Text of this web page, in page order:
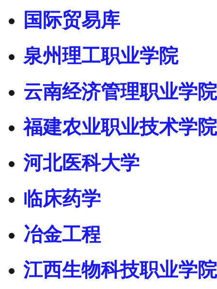
国际贸易库
泉州理工职业学院
云南经济管理职业学院
福建农业职业技术学院
河北医科大学
临床药学
冶金工程
江西生物科技职业学院